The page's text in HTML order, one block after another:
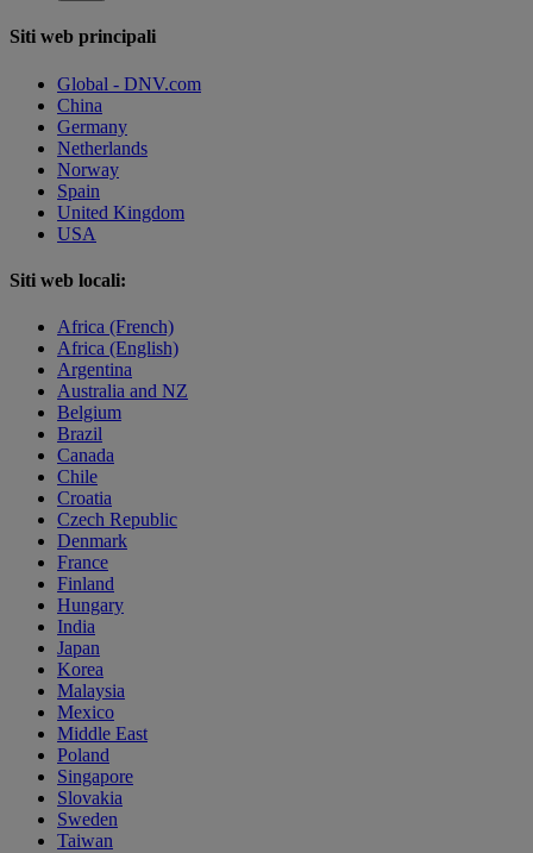
Siti web principali
Global - DNV.com
China
Germany
Netherlands
Norway
Spain
United Kingdom
USA
Siti web locali:
Africa (French)
Africa (English)
Argentina
Australia and NZ
Belgium
Brazil
Canada
Chile
Croatia
Czech Republic
Denmark
France
Finland
Hungary
India
Japan
Korea
Malaysia
Mexico
Middle East
Poland
Singapore
Slovakia
Sweden
Taiwan